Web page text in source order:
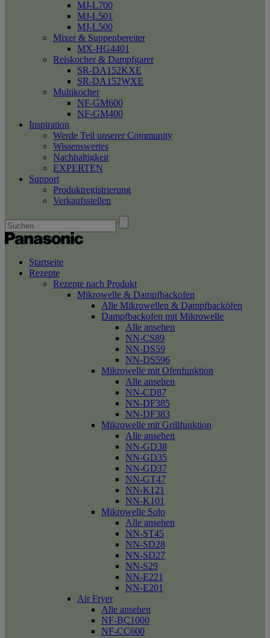
MJ-L700
MJ-L501
MJ-L500
Mixer & Suppenbereiter
MX-HG4401
Reiskocher & Dampfgarer
SR-DA152KXE
SR-DA152WXE
Multikocher
NF-GM600
NF-GM400
Inspiration
Werde Teil unserer Community
Wissenswertes
Nachhaltigkeit
EXPERTEN
Support
Produktregistrierung
Verkaufsstellen
Startseite
Rezepte
Rezepte nach Produkt
Mikrowelle & Dampfbackofen
Alle Mikrowellen & Dampfbacköfen
Dampfbackofen mit Mikrowelle
Alle ansehen
NN-CS89
NN-DS59
NN-DS596
Mikrowelle mit Ofenfunktion
Alle ansehen
NN-CD87
NN-DF385
NN-DF383
Mikrowelle mit Grillfunktion
Alle ansehen
NN-GD38
NN-GD35
NN-GD37
NN-GT47
NN-K121
NN-K101
Mikrowelle Solo
Alle ansehen
NN-ST45
NN-SD28
NN-SD27
NN-S29
NN-E221
NN-E201
Air Fryer
Alle ansehen
NF-BC1000
NF-CC600